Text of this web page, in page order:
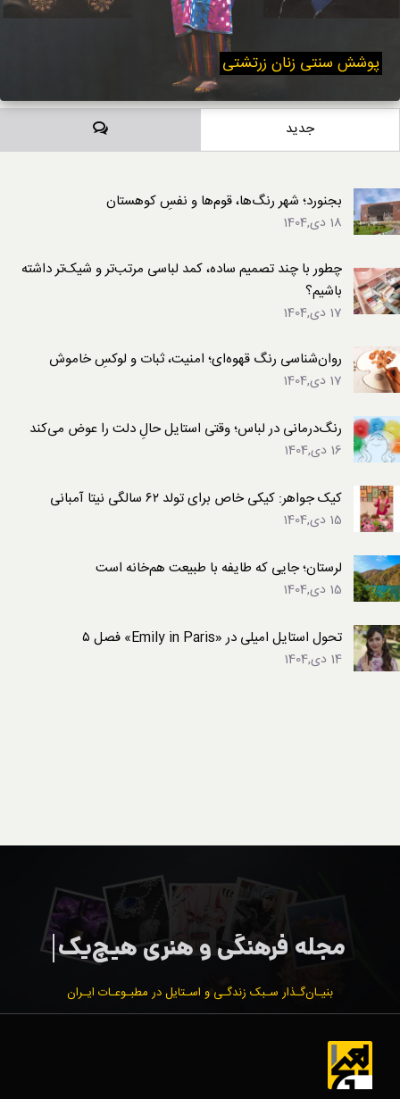
پوشش سنتی زنان زرتشتی
جدید دیدگاه‌ها
بجنورد؛ شهر رنگ‌ها، قوم‌ها و نفسِ کوهستان
18 دی,1404
چطور با چند تصمیم ساده، کمد لباسی مرتب‌تر و شیک‌تر داشته
باشیم؟
17 دی,1404
روان‌شناسی رنگ قهوه‌ای؛ امنیت، ثبات و لوکسِ خاموش
17 دی,1404
رنگ‌درمانی در لباس؛ وقتی استایل حالِ دلت را عوض می‌کند
16 دی,1404
کیک جواهر: کیکی خاص برای تولد ۶۲ سالگی نیتا آمبانی
15 دی,1404
لرستان؛ جایی که طایفه با طبیعت هم‌خانه است
15 دی,1404
تحول استایل امیلی در «Emily in Paris» فصل ۵
14 دی,1404
بنیـان‌گـذار سـبک زندگـی و اسـتایل در مطبـوعـات ایـران